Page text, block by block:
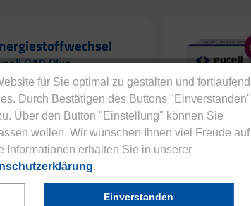
für Sie optimal zu gestalten und fortlaufend
Durch Bestätigen des Buttons "Einverstanden"
Über den Button "Einstellung" können Sie
wollen. Wir wünschen Ihnen viel Freude auf
Informationen erhalten Sie in unserer
.
Einverstanden
Q10 Plus
ERFAHREN